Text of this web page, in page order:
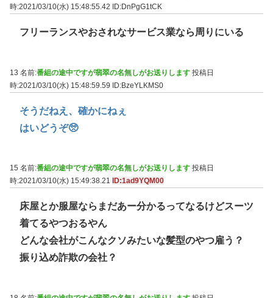
時:2021/03/10(水) 15:48:55.42
ID:DnPgG1tCK
フリーランスやおされなサービス業なら周りにいる
13 名前:番組の途中ですが翡翠の名無しがお送りします 投稿日
時:2021/03/10(水) 15:48:59.59 ID:BzeYLKMS0
そうだねえ、確かにねぇ
はいどうぞ🥺
15 名前:番組の途中ですが翡翠の名無しがお送りします 投稿日
時:2021/03/10(水) 15:49:38.21
ID:1ad9YQM00
床屋とか服屋ならまだあー分かるってなるけどスーツ
着てるやつおるやん
どんな会社がこんなクソみたいな髪型のやつ雇う？
振り込め詐欺の会社？